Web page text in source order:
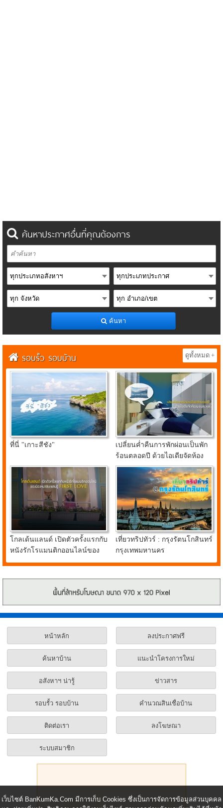
ค้นหาประกาศอื่นที่คุณต้องการ
ค้นหา
รอบรั้ว รอบบ้าน ดูทั้งหมด +
ที่นี่ "เกาะสีชัง"
เปลี่ยนค่ำคืนการพักผ่อนเป็นพัก
ร้อนตลอดปี ด้วยไอเดียจัดห้อง
นอนสุดคูลจาก อินเด็กซ์ ลิฟวิ่ง
โกลเด้นแลนด์ เปิดตัวครั้งแรกกับ
หนังรักโรแมนติกออนไลน์ของ
น้องหมาชิบะแสนรู้ FIRST
เที่ยวทริปทัวร์ : กรุงรัตนโกสินทร์
กรุงเทพมหานคร
หน้าหลัก ลงประกาศฟรี
ค้นหาบ้าน แนะนำโครงการใหม่
อสังหาฯ น่ารู้ ข่าวสาร
รอบรั้ว รอบบ้าน คำนวณสินเชื่อบ้าน
ติดต่อเรา ลงโฆษณา
ระบบสมาชิก
เว็บไซต์ BanKumKa.Com มีการเก็บ Cookies ซึ่งเป็นการจัดการข้อมูลส่วนบุคคล